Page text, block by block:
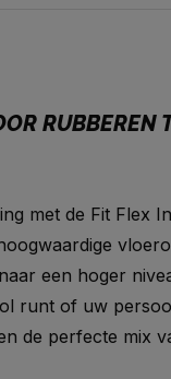
RUBBEREN
met de Fit Flex
een hoger
runt of uw
de perfecte mix